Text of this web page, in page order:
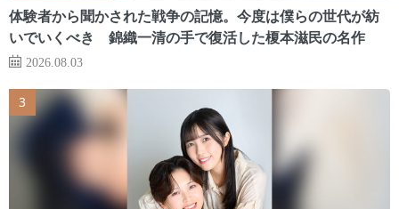
体験者から聞かされた戦争の記憶。今度は僕らの世代が紡
いでいくべき 錦織一清の手で復活した榎本滋民の名作
2026.08.03